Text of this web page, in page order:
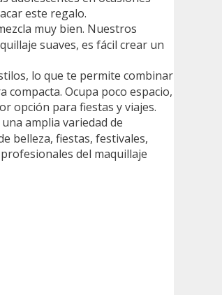
este regalo.
muy bien. Nuestros
suaves, es fácil crear un
lo que te permite combinar
compacta. Ocupa poco espacio,
opción para fiestas y viajes.
amplia variedad de
belleza, fiestas, festivales,
del maquillaje